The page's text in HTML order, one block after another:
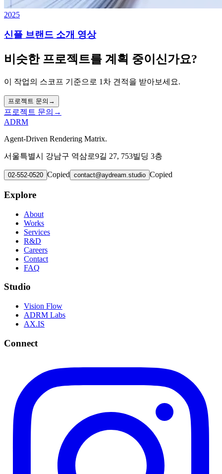
2025
신플 브랜드 소개 영상
비슷한 프로젝트를 계획 중이신가요?
이 작업의 스코프 기준으로 1차 견적을 받아보세요.
프로젝트 문의 →
프로젝트 문의 →
ADRM
Agent-Driven Rendering Matrix.
서울특별시 강남구 역삼로9길 27, 753빌딩 3층
02-552-0520 Copied contact@aydream.studio Copied
Explore
About
Works
Services
R&D
Careers
Contact
FAQ
Studio
Vision Flow
ADRM Labs
AX.IS
Connect